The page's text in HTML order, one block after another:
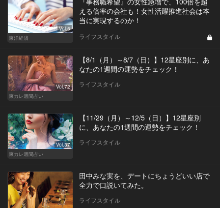
Vol.5
東洋経済
える倍率の会社も！女性活躍推進社会は本
当に実現するのか！
ライフスタイル
Vol.72
東カレ週間占い
【8/1（月）～8/7（日）】12星座別に、あ
なたの1週間の運勢をチェック！
ライフスタイル
Vol.37
東カレ週間占い
【11/29（月）～12/5（日）】12星座別
に、あなたの1週間の運勢をチェック！
ライフスタイル
田中みな実を、デートにちょうどいい店で
全力で口説いてみた。
ライフスタイル